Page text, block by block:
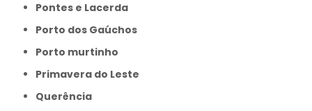
Pontes e Lacerda
Porto dos Gaúchos
Porto murtinho
Primavera do Leste
Querência